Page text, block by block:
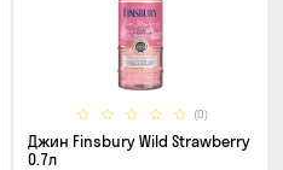
(0)
Джин Finsbury Wild Strawberry
0.7л